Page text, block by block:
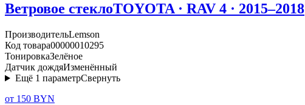
Ветровое стеклоTOYOTA · RAV 4 · 2015–2018
ПроизводительLemson
Код товара00000010295
ТонировкаЗелёное
Датчик дождяИзменённый
Ещё 1 параметрСвернуть
от 150 BYN